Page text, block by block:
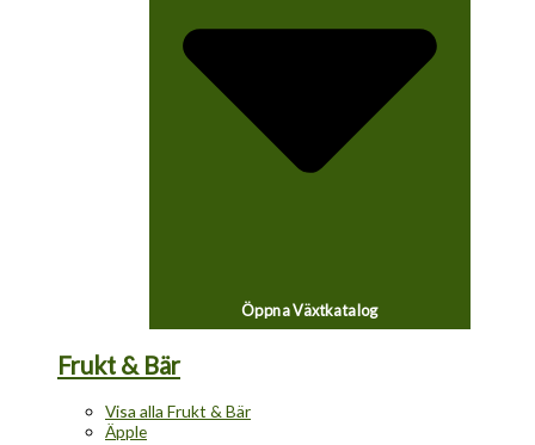
Öppna Växtkatalog
Frukt & Bär
Visa alla Frukt & Bär
Äpple